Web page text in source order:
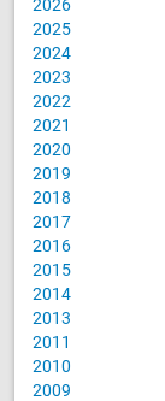
2026
2025
2024
2023
2022
2021
2020
2019
2018
2017
2016
2015
2014
2013
2011
2010
2009